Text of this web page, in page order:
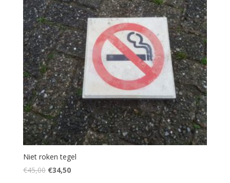
Niet roken tegel
€45,00 Oorspronkelijke
€34,50Huidige